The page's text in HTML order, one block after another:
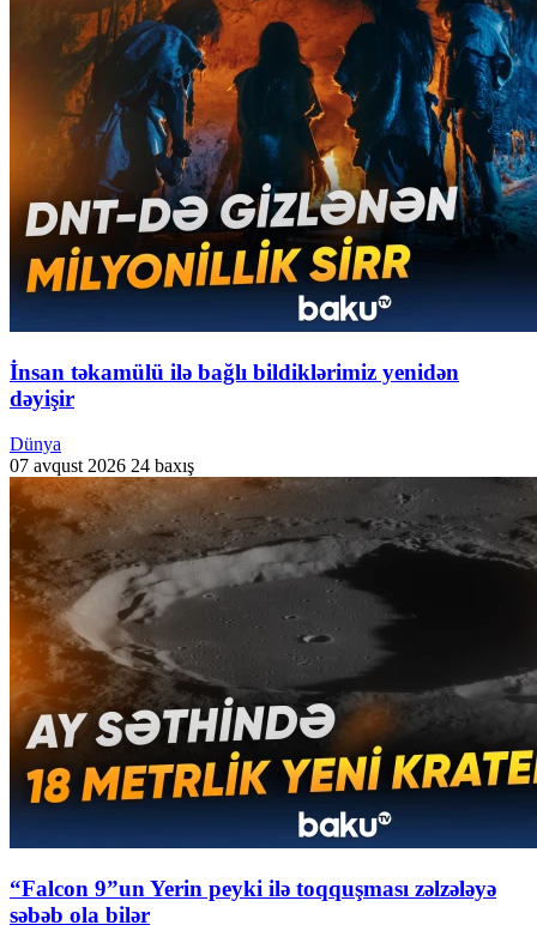
İnsan təkamülü ilə bağlı bildiklərimiz yenidən
dəyişir
Dünya
07 avqust 2026 24 baxış
“Falcon 9”un Yerin peyki ilə toqquşması zəlzələyə
səbəb ola bilər